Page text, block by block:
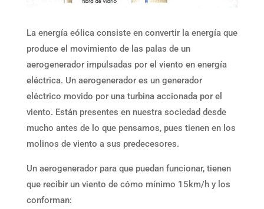
La energía eólica consiste en convertir la energía que
produce el movimiento de las palas de un
aerogenerador impulsadas por el viento en energía
eléctrica. Un aerogenerador es un generador
eléctrico movido por una turbina accionada por el
viento. Están presentes en nuestra sociedad desde
mucho antes de lo que pensamos, pues tienen en los
molinos de viento a sus predecesores.
Un aerogenerador para que puedan funcionar, tienen
que recibir un viento de cómo mínimo 15km/h y los
conforman: